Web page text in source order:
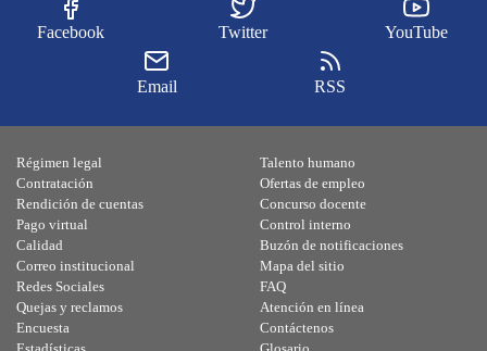
Facebook Twitter YouTube
Email RSS
Régimen legal
Contratación
Rendición de cuentas
Pago virtual
Calidad
Talento humano
Ofertas de empleo
Concurso docente
Control interno
Buzón de notificaciones
Correo institucional
Redes Sociales
Quejas y reclamos
Encuesta
Mapa del sitio
FAQ
Atención en línea
Contáctenos